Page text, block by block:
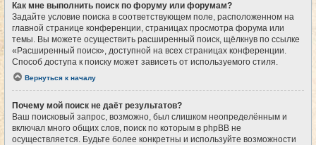
Как мне выполнить поиск по форуму или форумам?
Задайте условие поиска в соответствующем поле, расположенном на
главной странице конференции, страницах просмотра форума или
темы. Вы можете осуществить расширенный поиск, щёлкнув по ссылке
«Расширенный поиск», доступной на всех страницах конференции.
Способ доступа к поиску может зависеть от используемого стиля.
Вернуться к началу
Почему мой поиск не даёт результатов?
Ваш поисковый запрос, возможно, был слишком неопределённым и
включал много общих слов, поиск по которым в phpBB не
осуществляется. Будьте более конкретны и используйте возможности